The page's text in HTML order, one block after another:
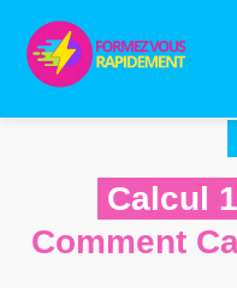
contenu
Calcul
Comment